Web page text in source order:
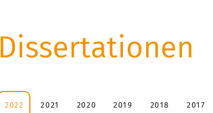
Dissertationen
2022 2021 2020 2019 2018 2017